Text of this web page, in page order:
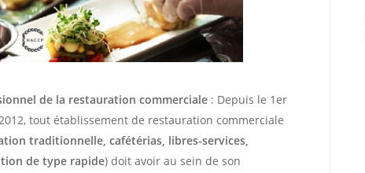
de la restauration commerciale: Depuis le 1er
tout établissement de restauration commerciale
traditionnelle, cafétérias, libres-services,
de type rapide) doit avoir au sein de son